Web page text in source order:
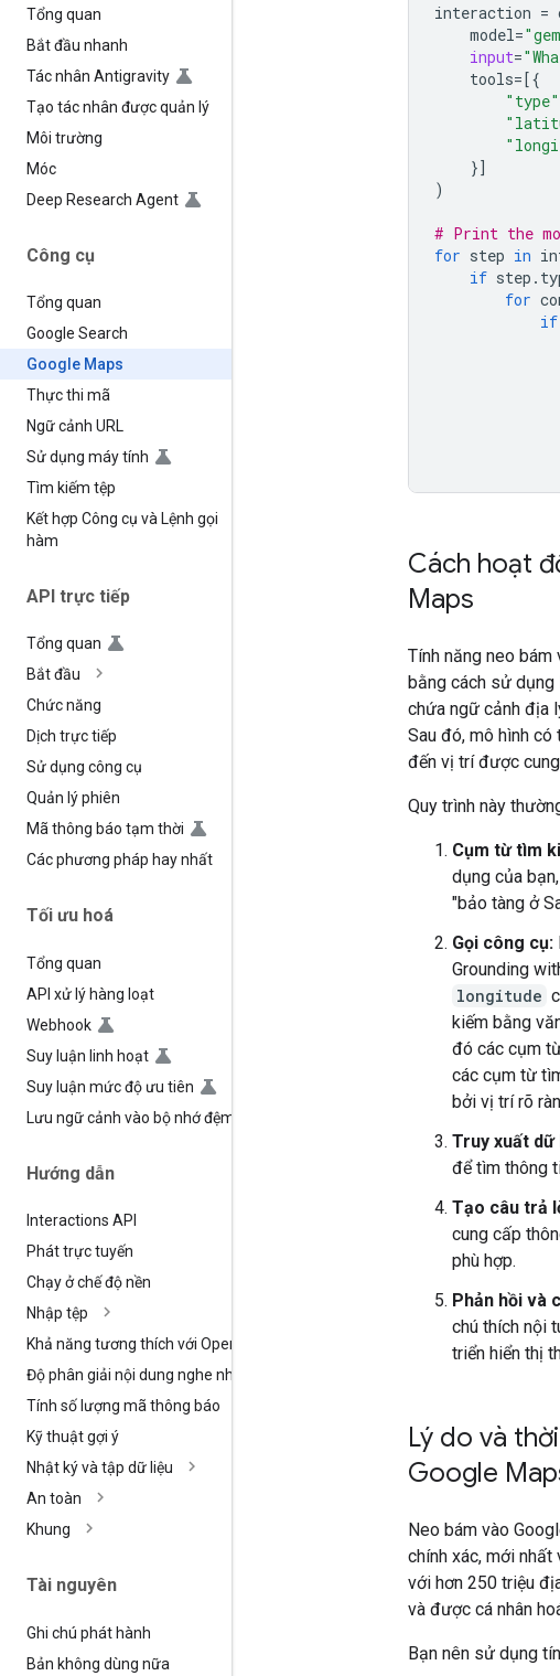
Tổng quan
Bắt đầu nhanh
Tác nhân Antigravity
Tạo tác nhân được quản lý
Môi trường
Móc
Deep Research Agent
Công cụ
Tổng quan
Google Search
Google Maps
Thực thi mã
Ngữ cảnh URL
Sử dụng máy tính
Tìm kiếm tệp
Kết hợp Công cụ và Lệnh gọi
hàm
API trực tiếp
Tổng quan
Bắt đầu
Chức năng
Dịch trực tiếp
Sử dụng công cụ
Quản lý phiên
Mã thông báo tạm thời
Các phương pháp hay nhất
Tối ưu hoá
Tổng quan
API xử lý hàng loạt
Webhook
Suy luận linh hoạt
Suy luận mức độ ưu tiên
Lưu ngữ cảnh vào bộ nhớ đệm
Hướng dẫn
Interactions API
Phát trực tuyến
Chạy ở chế độ nền
Nhập tệp
Khả năng tương thích với Open
Độ phân giải nội dung nghe nhìn
Tính số lượng mã thông báo
Kỹ thuật gợi ý
Nhật ký và tập dữ liệu
An toàn
Khung
Tài nguyên
Ghi chú phát hành
Bản không dùng nữa
interaction =
model=
input=
tools=[{
"type"
}]
)
# Print the
for step in
if step .
for
if
Cách hoạt
Maps
Tính năng neo
bằng cách sử dụng
chứa ngữ cảnh địa
Sau đó, mô hình
đến vị trí được
Quy trình này
Cụm từ tìm
dụng của
"bảo tàng ở
Gọi công cụ:
Grounding
longitude
kiếm bằng
đó các cụm
các cụm từ
bởi vị trí rõ
Truy xuất dữ
để tìm thông
Tạo câu trả
cung cấp
phù hợp.
Phản hồi và
chú thích nội
triển hiển thị
Lý do và
Google
Neo bám vào
chính xác, mới
với hơn 250 triệu
và được cá nhân
Bạn nên sử dụng